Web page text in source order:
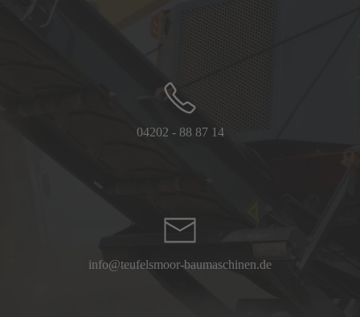
04202 - 88 87 14
info@teufelsmoor-baumaschinen.de